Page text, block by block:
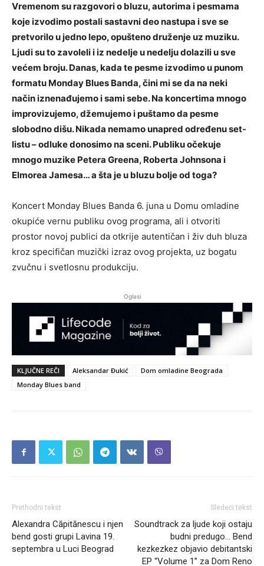
Vremenom su razgovori o bluzu, autorima i pesmama
koje izvodimo postali sastavni deo nastupa i sve se
pretvorilo u jedno lepo, opušteno druženje uz muziku.
Ljudi su to zavoleli i iz nedelje u nedelju dolazili u sve
većem broju. Danas, kada te pesme izvodimo u punom
formatu Monday Blues Banda, čini mi se da na neki
način iznenađujemo i sami sebe. Na koncertima mnogo
improvizujemo, džemujemo i puštamo da pesme
slobodno dišu. Nikada nemamo unapred određenu set-
listu – odluke donosimo na sceni. Publiku očekuje
mnogo muzike Petera Greena, Roberta Johnsona i
Elmorea Jamesa… a šta je u bluzu bolje od toga?
Koncert Monday Blues Banda 6. juna u Domu omladine
okupiće vernu publiku ovog programa, ali i otvoriti
prostor novoj publici da otkrije autentičan i živ duh bluza
kroz specifičan muzički izraz ovog projekta, uz bogatu
zvučnu i svetlosnu produkciju.
Oglasi
KLJUČNE REČI Aleksandar Đukić
Dom omladine Beograda
Monday Blues band
Prethodni tekst
Alexandra Căpitănescu i njen
bend gosti grupi Lavina 19.
septembra u Luci Beograd
Sledeći tekst
Soundtrack za ljude koji ostaju
budni predugo… Bend
kezkezkez objavio debitantski
EP “Volume 1” za Dom Reno